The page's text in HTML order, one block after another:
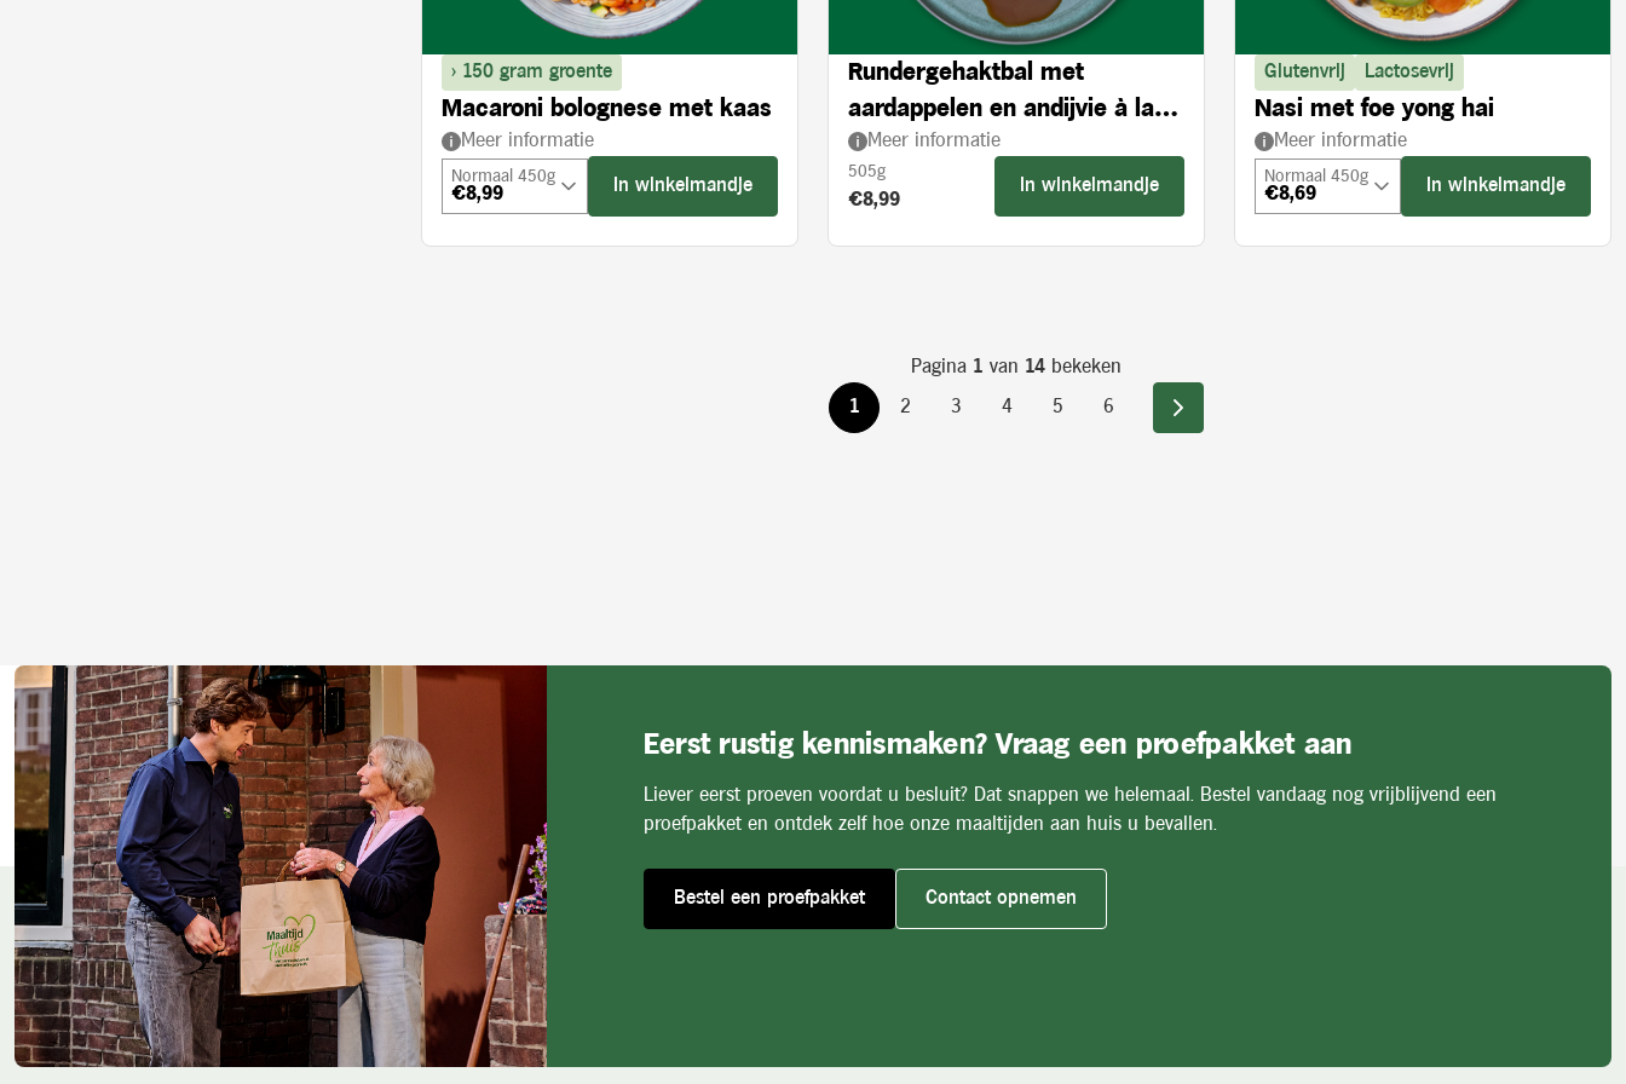
> 150 gram groente
Macaroni bolognese met kaas
Meer informatie
Normaal 450g
€8,99 In winkelmandje
Rundergehaktbal met
aardappelen en andijvie à la
crème
Meer informatie
505g
Product prijs:
€8,99
In winkelmandje
Glutenvrij Lactosevrij
Nasi met foe yong hai
Meer informatie
Normaal 450g
€8,69 In winkelmandje
Pagina 1 van 14 bekeken
1 2 3 4 5 6
Eerst rustig kennismaken? Vraag een proefpakket aan
Liever eerst proeven voordat u besluit? Dat snappen we helemaal. Bestel vandaag nog vrijblijvend een
proefpakket en ontdek zelf hoe onze maaltijden aan huis u bevallen.
Bestel een proefpakket Contact opnemen